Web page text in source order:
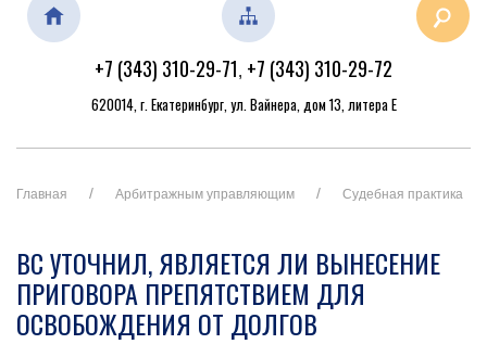
+7 (343) 310-29-71, +7 (343) 310-29-72
620014, г. Екатеринбург, ул. Вайнера, дом 13, литера Е
Главная Арбитражным управляющим Судебная практика
ВС УТОЧНИЛ, ЯВЛЯЕТСЯ ЛИ ВЫНЕСЕНИЕ
ПРИГОВОРА ПРЕПЯТСТВИЕМ ДЛЯ
ОСВОБОЖДЕНИЯ ОТ ДОЛГОВ